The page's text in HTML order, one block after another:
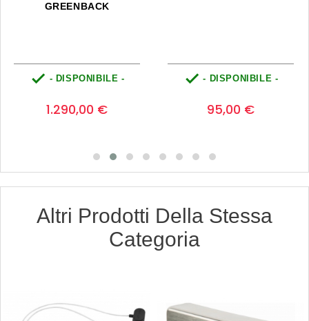
GREENBACK
 - DISPONIBILE -
1.290,00 €
 - DISPONIBILE -
95,00 €
Altri Prodotti Della Stessa
Categoria